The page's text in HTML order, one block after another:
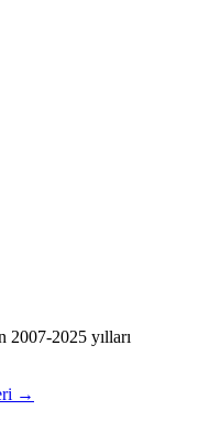
2007-2025 yılları
→